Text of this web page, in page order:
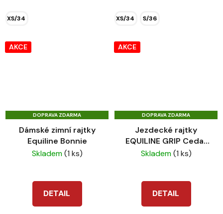
XS/34 XS/34 S/36
AKCE
DOPRAVA ZDARMA
Dámské zimní rajtky
Equiline Bonnie
Skladem(1 ks)
DETAIL
AKCE
DOPRAVA ZDARMA
Jezdecké rajtky
EQUILINE GRIP Cedar
tabacco
Skladem(1 ks)
DETAIL